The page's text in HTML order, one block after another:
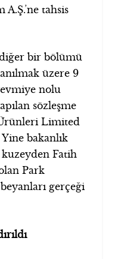
tahsis
diğer bir bölümü
üzere 9
nolu
sözleşme
Limited
bakanlık
kuzeyden Fatih
Park
gerçeği